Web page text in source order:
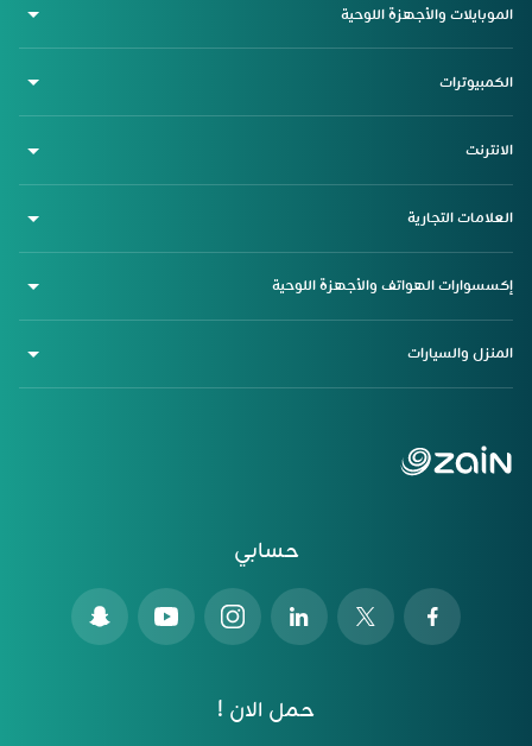
حسابي
حمل الان !
الموبايلات والأجهزة اللوحية
الكمبيوترات
الانترنت
العلامات التجارية
إكسسوارات الهواتف والأجهزة اللوحية
المنزل والسيارات